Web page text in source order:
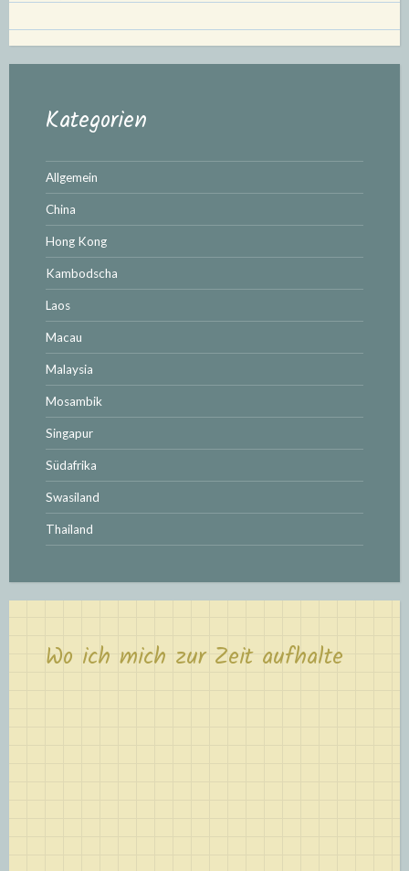
Kategorien
Allgemein
China
Hong Kong
Kambodscha
Laos
Macau
Malaysia
Mosambik
Singapur
Südafrika
Swasiland
Thailand
Wo ich mich zur Zeit aufhalte